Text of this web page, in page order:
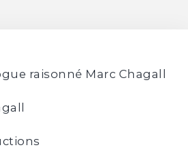
raisonné Marc Chagall